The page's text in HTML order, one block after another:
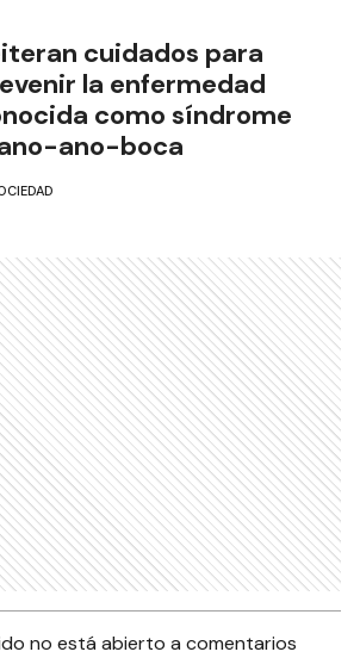
cuidados para
la enfermedad
como síndrome
ano-boca
no está abierto a comentarios